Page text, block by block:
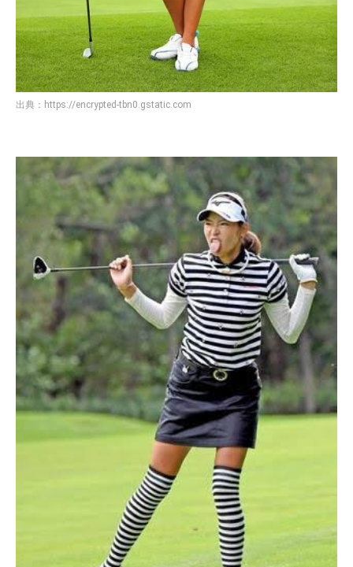
出典： https://encrypted-tbn0.gstatic.com